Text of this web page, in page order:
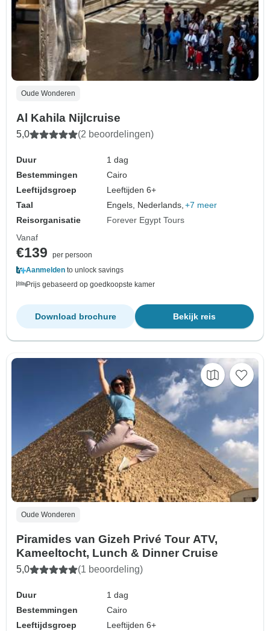
Oude Wonderen
Al Kahila Nijlcruise
5,0 (2 beoordelingen)
Duur
1 dag
Bestemmingen
Cairo
Leeftijdsgroep
Leeftijden 6+
Taal
Engels, Nederlands, +7 meer
Reisorganisatie
Forever Egypt Tours
Vanaf
€139
per persoon
Aanmelden to unlock savings
Prijs gebaseerd op goedkoopste kamer
Bekijk reis
Download brochure
Oude Wonderen
Piramides van Gizeh Privé Tour ATV,
Kameeltocht, Lunch & Dinner Cruise
5,0 (1 beoordeling)
Duur
1 dag
Bestemmingen
Cairo
Leeftijdsgroep
Leeftijden 6+